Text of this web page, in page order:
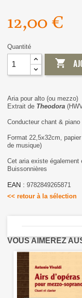
12,00 €
Quantité

Aria pour alto (ou mezzo)
Extrait de Theodora
Conducteur chant & piano
Format 22,5x32cm,
de musique)
Cet aria existe également
Buissonnières
EAN : 9782849265871
<< retour à la sélection
VOUS AIMEREZ